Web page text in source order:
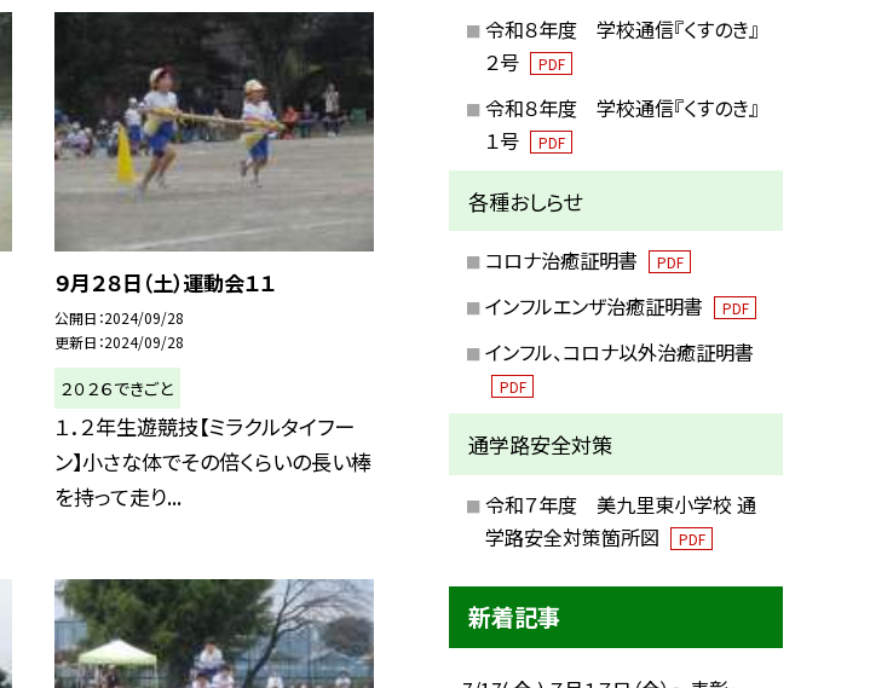
９月２８日（土）運動会１１
公開日 2024/09/28
更新日 2024/09/28
２０２６できごと
１．２年生遊競技【ミラクルタイフー
ン】小さな体でその倍くらいの長い棒
を持って走り...
令和８年度 学校通信『くすのき』
２号
PDF
令和８年度 学校通信『くすのき』
１号
PDF
各種おしらせ
コロナ治癒証明書 PDF
インフルエンザ治癒証明書 PDF
インフル、コロナ以外治癒証明書
PDF
通学路安全対策
令和７年度 美九里東小学校 通
学路安全対策箇所図
PDF
新着記事